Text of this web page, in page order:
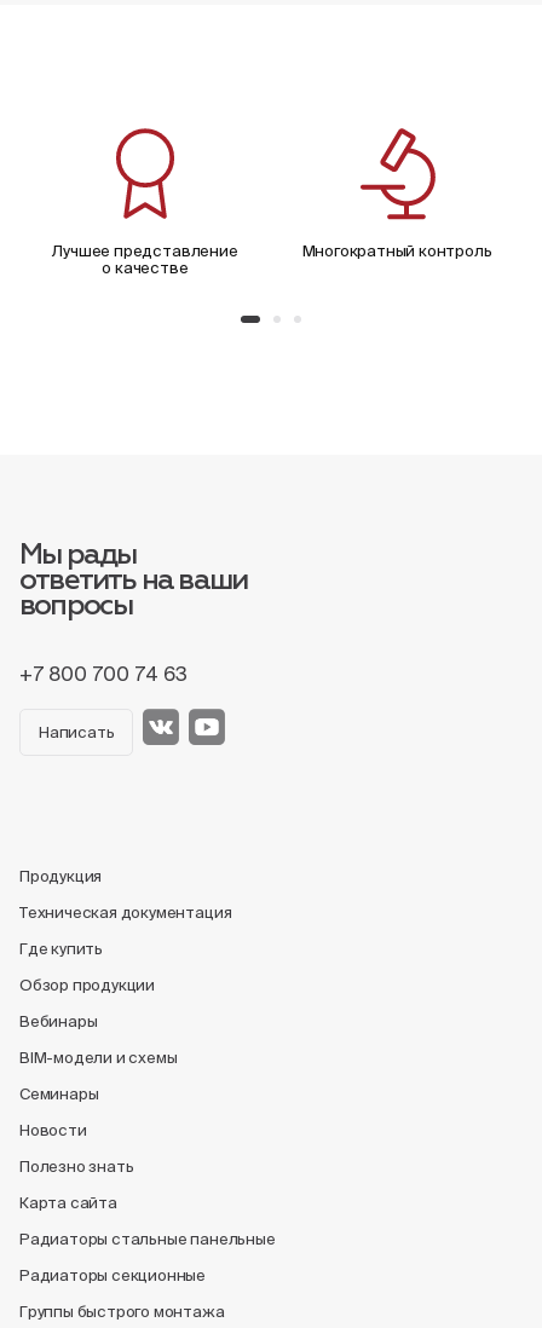
Лучшее представление
о качестве
Многократный контроль
Мы рады
ответить на ваши
вопросы
+7 800 700 74 63
Написать
Продукция
Техническая документация
Где купить
Обзор продукции
Вебинары
BIM-модели и схемы
Семинары
Новости
Полезно знать
Карта сайта
Радиаторы стальные панельные
Радиаторы секционные
Группы быстрого монтажа